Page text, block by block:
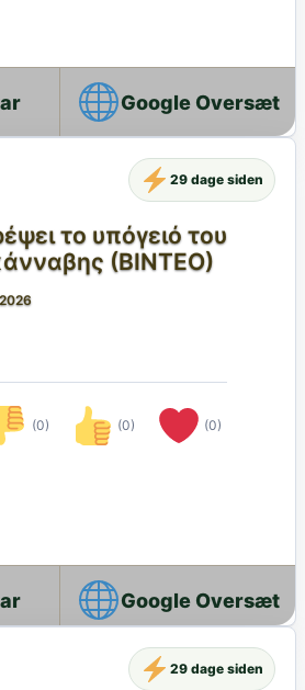
Google Oversæt
το υπόγειό του
(ΒΙΝΤΕΟ)
(0) (0) (0)
29 dage siden
Google Oversæt
29 dage siden